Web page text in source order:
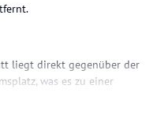
liegt direkt gegenüber der
was es zu einer
sind nur 800 m